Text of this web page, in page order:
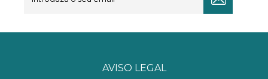
AVISO LEGAL